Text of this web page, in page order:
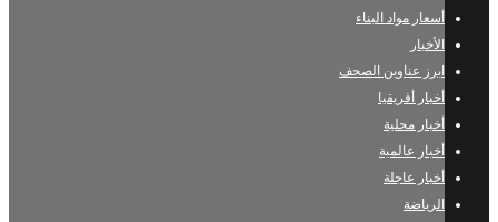
أسعار مواد البناء
الأخبار
ابرز عناوين الصحف
أخبار أفريقيا
أخبار محلية
أخبار عالمية
أخبار عاجلة
الرياضة